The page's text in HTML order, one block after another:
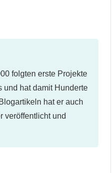
folgten erste Projekte
und hat damit Hunderte
hat er auch
veröffentlicht und